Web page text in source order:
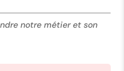
notre métier et son